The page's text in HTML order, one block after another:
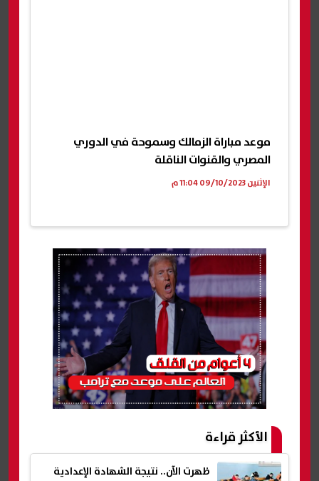
موعد مباراة الزمالك وسموحة في الدوري
المصري والقنوات الناقلة
الإثنين 09/10/2023 11:04 م
الأكثر قراءة
ظهرت الآن.. نتيجة الشهادة الإعدادية